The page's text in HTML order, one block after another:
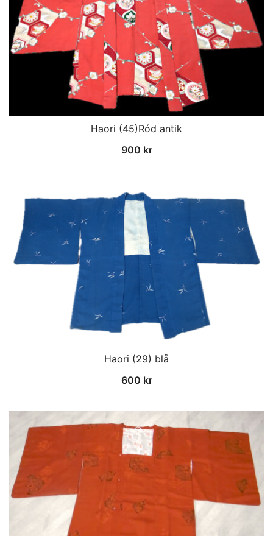
Haori (45)Ród antik
900 kr
Haori (29) blå
600 kr